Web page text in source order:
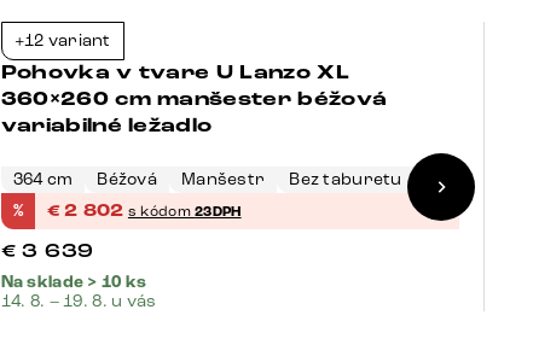
+12 variant
Pohovka v tvare U Lanzo XL
360×260 cm manšester béžová
variabilné ležadlo
364 cm Béžová Manšestr Bez taburetu
% €2 802 s kódom23DPH
€ 3 639
Na sklade > 10 ks
14. 8. – 19. 8. u vás